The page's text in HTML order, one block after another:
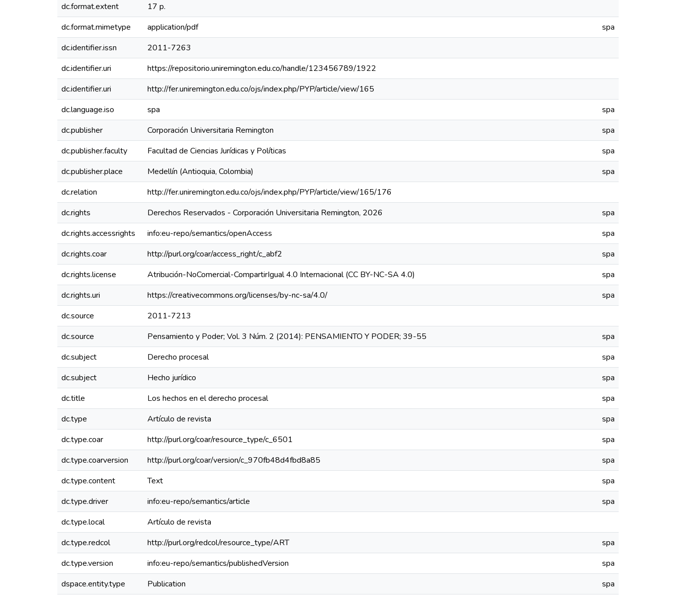
dc.format.extent
17 p.
dc.format.mimetype
application/pdf
spa
dc.identifier.issn
2011-7263
dc.identifier.uri
https://repositorio.uniremington.edu.co/handle/123456789/1922
dc.identifier.uri
http://fer.uniremington.edu.co/ojs/index.php/PYP/article/view/165
dc.language.iso
spa
spa
dc.publisher
Corporación Universitaria Remington
spa
dc.publisher.faculty
Facultad de Ciencias Jurídicas y Políticas
spa
dc.publisher.place
Medellín (Antioquia, Colombia)
spa
dc.relation
http://fer.uniremington.edu.co/ojs/index.php/PYP/article/view/165/176
dc.rights
Derechos Reservados - Corporación Universitaria Remington, 2026
spa
dc.rights.accessrights
info:eu-repo/semantics/openAccess
spa
dc.rights.coar
http://purl.org/coar/access_right/c_abf2
spa
dc.rights.license
Atribución-NoComercial-CompartirIgual 4.0 Internacional (CC BY-NC-SA 4.0)
spa
dc.rights.uri
https://creativecommons.org/licenses/by-nc-sa/4.0/
spa
dc.source
2011-7213
dc.source
Pensamiento y Poder; Vol. 3 Núm. 2 (2014): PENSAMIENTO Y PODER; 39-55
spa
dc.subject
Derecho procesal
spa
dc.subject
Hecho jurídico
spa
dc.title
Los hechos en el derecho procesal
spa
dc.type
Artículo de revista
spa
dc.type.coar
http://purl.org/coar/resource_type/c_6501
spa
dc.type.coarversion
http://purl.org/coar/version/c_970fb48d4fbd8a85
spa
dc.type.content
Text
spa
dc.type.driver
info:eu-repo/semantics/article
spa
dc.type.local
Artículo de revista
dc.type.redcol
http://purl.org/redcol/resource_type/ART
spa
dc.type.version
info:eu-repo/semantics/publishedVersion
spa
dspace.entity.type
Publication spa